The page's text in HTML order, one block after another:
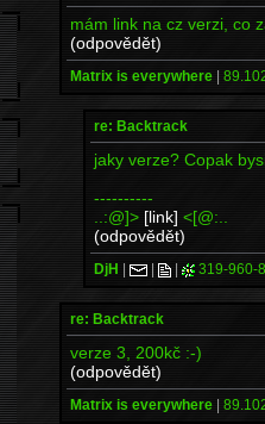
mám link na cz verzi, co
(odpovědět)
Matrix is everywhere |
re: Backtrack
jaky verze? Copak
----------
..:@]> [link] <[@:..
(odpovědět)
DjH | | | 319-960-
re: Backtrack
verze 3, 200kč :-)
(odpovědět)
Matrix is everywhere |